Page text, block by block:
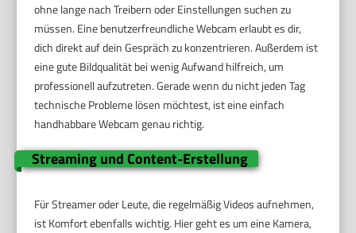
ohne lange nach Treibern oder Einstellungen suchen zu
müssen. Eine benutzerfreundliche Webcam erlaubt es dir,
dich direkt auf dein Gespräch zu konzentrieren. Außerdem ist
eine gute Bildqualität bei wenig Aufwand hilfreich, um
professionell aufzutreten. Gerade wenn du nicht jeden Tag
technische Probleme lösen möchtest, ist eine einfach
handhabbare Webcam genau richtig.
Streaming und Content-Erstellung
Für Streamer oder Leute, die regelmäßig Videos aufnehmen,
ist Komfort ebenfalls wichtig. Hier geht es um eine Kamera,